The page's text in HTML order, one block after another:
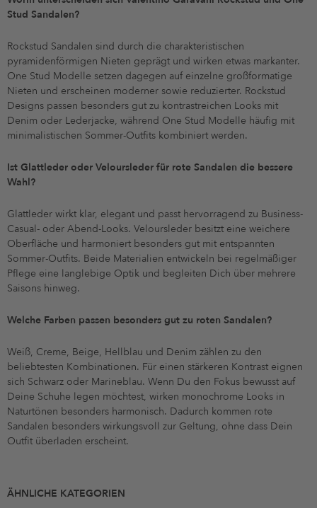
Stud Sandalen?
Rockstud Sandalen sind durch die charakteristischen
pyramidenförmigen Nieten geprägt und wirken etwas markanter.
One Stud Modelle setzen dagegen auf einzelne großformatige
Nieten und erscheinen moderner sowie reduzierter. Rockstud
Designs passen besonders gut zu kontrastreichen Looks mit
Denim oder Lederjacke, während One Stud Modelle häufig mit
minimalistischen Sommer-Outfits kombiniert werden.
Ist Glattleder oder Veloursleder für rote Sandalen die bessere
Wahl?
Glattleder wirkt klar, elegant und passt hervorragend zu Business-
Casual- oder Abend-Looks. Veloursleder besitzt eine weichere
Oberfläche und harmoniert besonders gut mit entspannten
Sommer-Outfits. Beide Materialien entwickeln bei regelmäßiger
Pflege eine langlebige Optik und begleiten Dich über mehrere
Saisons hinweg.
Welche Farben passen besonders gut zu roten Sandalen?
Weiß, Creme, Beige, Hellblau und Denim zählen zu den
beliebtesten Kombinationen. Für einen stärkeren Kontrast eignen
sich Schwarz oder Marineblau. Wenn Du den Fokus bewusst auf
Deine Schuhe legen möchtest, wirken monochrome Looks in
Naturtönen besonders harmonisch. Dadurch kommen rote
Sandalen besonders wirkungsvoll zur Geltung, ohne dass Dein
Outfit überladen erscheint.
ÄHNLICHE KATEGORIEN